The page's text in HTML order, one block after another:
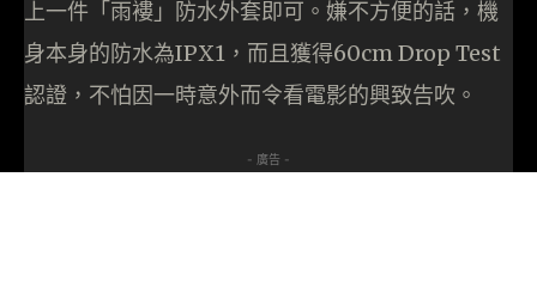
上一件「雨褸」防水外套即可。嫌不方便的話，機
身本身的防水為IPX1，而且獲得60cm Drop Test
認證，不怕因一時意外而令看電影的興致告吹。
- 廣告 -